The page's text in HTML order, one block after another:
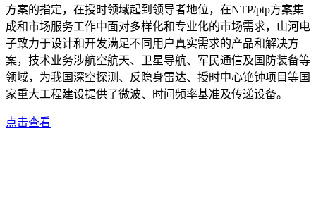
方案的指定，在授时领域起到领导者地位，在NTP/ptp方案集
成和市场服务工作中面对多样化和专业化的市场需求，山河电
子致力于设计和开发满足不同用户真实需求的产品和解决方
案，技术业务涉航空航天、卫星导航、军民通信及国防装备等
领域，为我国深空探测、反隐身雷达、授时中心铯钟项目等国
家重大工程建设提供了微波、时间频率基准及传递设备。
点击查看